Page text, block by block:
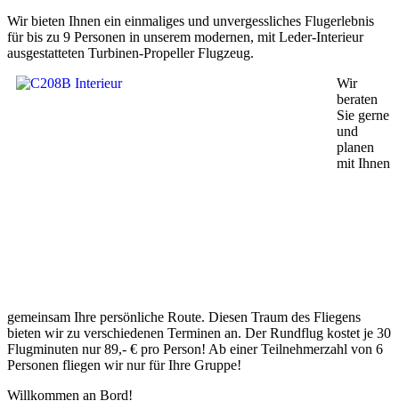
Wir bieten Ihnen ein einmaliges und unvergessliches Flugerlebnis
für bis zu 9 Personen in unserem modernen, mit Leder-Interieur
ausgestatteten Turbinen-Propeller Flugzeug.
Wir
beraten
Sie gerne
und
planen
mit Ihnen
gemeinsam Ihre persönliche Route. Diesen Traum des Fliegens
bieten wir zu verschiedenen Terminen an. Der Rundflug kostet je 30
Flugminuten nur 89,- € pro Person! Ab einer Teilnehmerzahl von 6
Personen fliegen wir nur für Ihre Gruppe!
Willkommen an Bord!